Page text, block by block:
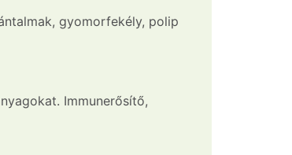
gyomorfekély, polip
Immunerősítő,